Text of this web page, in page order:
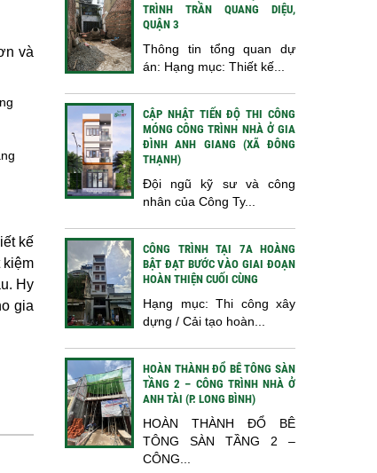
và
kế
kiệm
Hy
gia
TRÌNH TRẦN QUANG DIỆU,
QUẬN 3
Thông tin tổng quan dự
án: Hạng mục: Thiết kế...
CẬP NHẬT TIẾN ĐỘ THI CÔNG
MÓNG CÔNG TRÌNH NHÀ Ở GIA
ĐÌNH ANH GIANG (XÃ ĐÔNG
THẠNH)
Đội ngũ kỹ sư và công
nhân của Công Ty...
CÔNG TRÌNH TẠI 7A HOÀNG
BẬT ĐẠT BƯỚC VÀO GIAI ĐOẠN
HOÀN THIỆN CUỐI CÙNG
Hạng mục: Thi công xây
dựng / Cải tạo hoàn...
HOÀN THÀNH ĐỔ BÊ TÔNG SÀN
TẦNG 2 – CÔNG TRÌNH NHÀ Ở
ANH TÀI (P. LONG BÌNH)
HOÀN THÀNH ĐỔ BÊ
TÔNG SÀN TẦNG 2 –
CÔNG...